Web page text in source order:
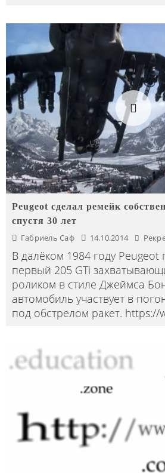
Peugeot сделал ремейк
спустя 30 лет
Габриель Саф 14.10.2014
В далёком 1984 году Peugeot
первый 205 GTi
роликом в стиле Джеймса
автомобиль участвует в
под обстрелом ракет. https://